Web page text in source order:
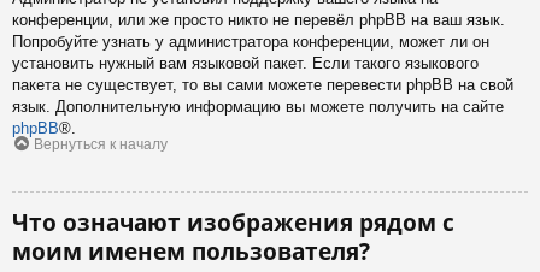
конференции, или же просто никто не перевёл phpBB на ваш язык.
Попробуйте узнать у администратора конференции, может ли он
установить нужный вам языковой пакет. Если такого языкового
пакета не существует, то вы сами можете перевести phpBB на свой
язык. Дополнительную информацию вы можете получить на сайте
phpBB®.
Вернуться к началу
Что означают изображения рядом с
моим именем пользователя?